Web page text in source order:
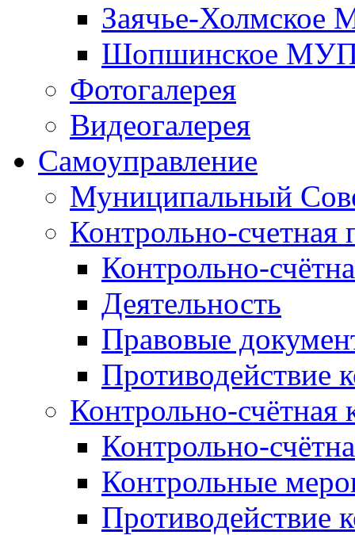
Заячье-
Шопшинское
Фотогалерея
Видеогалерея
Самоуправление
Муниципальный
Контрольно-счетная
Контрольно-
Деятельность
Правовые
Противодействие
Контрольно-счётная
Контрольно-
Контрольные
Противодействие